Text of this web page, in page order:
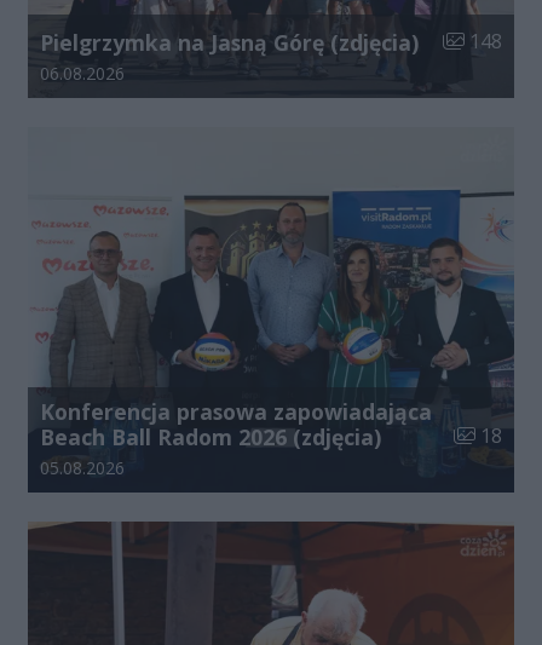
Pielgrzymka na Jasną Górę (zdjęcia) Liczba
148
Data dodania galerii:
06.08.2026
Konferencja prasowa zapowiadająca
Beach Ball Radom 2026 (zdjęcia)
Liczba
18
Data dodania galerii:
05.08.2026